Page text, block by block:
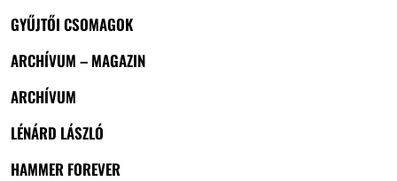
GYŰJTŐI CSOMAGOK
ARCHÍVUM – MAGAZIN
ARCHÍVUM
LÉNÁRD LÁSZLÓ
HAMMER FOREVER